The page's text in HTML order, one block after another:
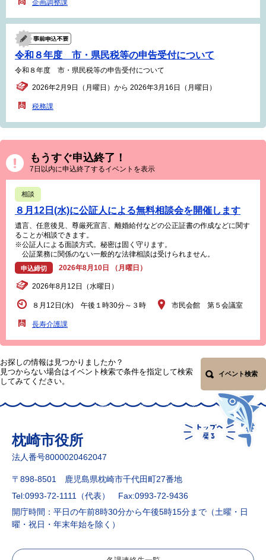
企画調整課
令和８年度 市・県民税等の申告受付について
令和８年度 市・県民税等の申告受付について
2026年2月9日（月曜日）から 2026年3月16日（月曜日）
税務課
もうすぐ申込終了！
7日以内に申込終了するイベントを表示
相談
８月12日(水)に公証人による無料相談会を開催します
遺言、任意後見、尊厳死宣言、離婚給付などの公正証書の作成などに関す
ることが相談できます。
※公証人による面談方式。秘密は固く守ります。
公証業務に関係のない一般的な法律相談は受けられません。
申込締切 2026年8月10日 （月曜日）
2026年8月12日（水曜日）
８月12日(水) 午後１時30分～３時 市民会館 第５会議室
長寿介護課
お探しの情報は見つかりましたか？
見つからない場合はイベント検索で条件を指定して検索
してみてください。
イベント検索
枕崎市役所
法人番号8000020462047
〒898-8501 鹿児島県枕崎市千代田町27番地
Tel:0993-72-1111（代表）
Fax:0993-72-9436
開庁時間：平日の午前8時30分から午後5時15分まで（土曜・日
曜・祝日・年末年始を除く）